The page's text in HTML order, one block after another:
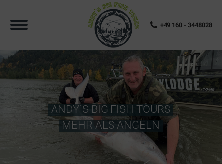
+49 160 - 3448028
ANDY`S BIG FISH TOURS
MEHR ALS ANGELN